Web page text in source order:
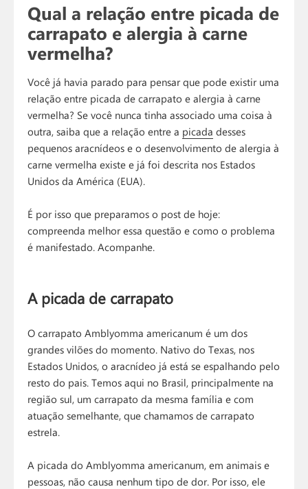
Qual a relação entre picada de
carrapato e alergia à carne
vermelha?
Você já havia parado para pensar que pode existir uma
relação entre picada de carrapato e alergia à carne
vermelha? Se você nunca tinha associado uma coisa à
outra, saiba que a relação entre a picada desses
pequenos aracnídeos e o desenvolvimento de alergia à
carne vermelha existe e já foi descrita nos Estados
Unidos da América (EUA).
É por isso que preparamos o post de hoje:
compreenda melhor essa questão e como o problema
é manifestado. Acompanhe.
A picada de carrapato
O carrapato Amblyomma americanum é um dos
grandes vilões do momento. Nativo do Texas, nos
Estados Unidos, o aracnídeo já está se espalhando pelo
resto do pais. Temos aqui no Brasil, principalmente na
região sul, um carrapato da mesma família e com
atuação semelhante, que chamamos de carrapato
estrela.
A picada do Amblyomma americanum, em animais e
pessoas, não causa nenhum tipo de dor. Por isso, ele